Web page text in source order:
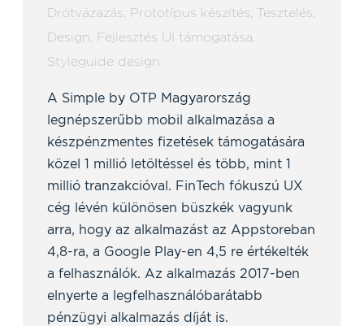
Drótvázazás Prototípus készítés Tesztelés
Design Fejlesztés UI támogatása
Styleguide design
A Simple by OTP Magyarország
legnépszerűbb mobil alkalmazása a
készpénzmentes fizetések támogatására
közel 1 millió letöltéssel és több, mint 1
millió tranzakcióval. FinTech fókuszú UX
cég lévén különösen büszkék vagyunk
arra, hogy az alkalmazást az Appstoreban
4,8-ra, a Google Play-en 4,5 re értékelték
a felhasználók. Az alkalmazás 2017-ben
elnyerte a legfelhasználóbarátabb
pénzügyi alkalmazás díját is.